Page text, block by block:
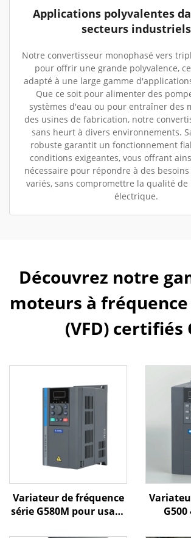
Applications polyvalentes
secteurs industriels
Notre convertisseur monophasé vers
pour offrir une grande polyvalence,
adapté à une large gamme
Que ce soit pour alimenter des
systèmes d'eau ou pour entraîner des
des usines de fabrication, notre
sans heurt à divers environnements.
robuste garantit un fonctionnement
conditions exigeantes, vous offrant
nécessaire pour répondre à des
variés, sans compromettre la qualité
électrique.
Découvrez notre
moteurs à
(VFD) certifiés
Variateur de fréquence
série G580M pour usage
G500